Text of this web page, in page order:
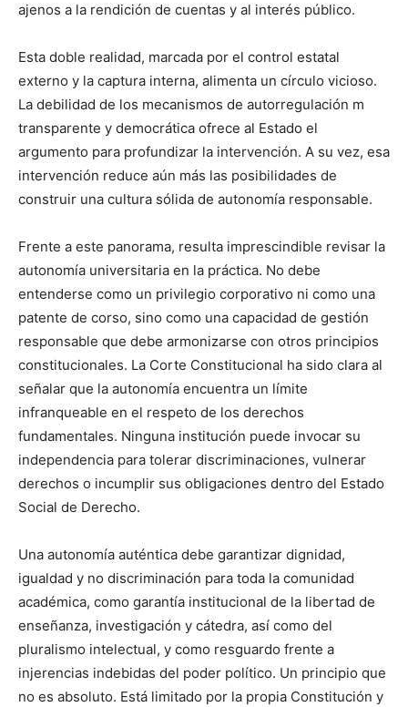
ajenos a la rendición de cuentas y al interés público.
Esta doble realidad, marcada por el control estatal
externo y la captura interna, alimenta un círculo vicioso.
La debilidad de los mecanismos de autorregulación m
transparente y democrática ofrece al Estado el
argumento para profundizar la intervención. A su vez, esa
intervención reduce aún más las posibilidades de
construir una cultura sólida de autonomía responsable.
Frente a este panorama, resulta imprescindible revisar la
autonomía universitaria en la práctica. No debe
entenderse como un privilegio corporativo ni como una
patente de corso, sino como una capacidad de gestión
responsable que debe armonizarse con otros principios
constitucionales. La Corte Constitucional ha sido clara al
señalar que la autonomía encuentra un límite
infranqueable en el respeto de los derechos
fundamentales. Ninguna institución puede invocar su
independencia para tolerar discriminaciones, vulnerar
derechos o incumplir sus obligaciones dentro del Estado
Social de Derecho.
Una autonomía auténtica debe garantizar dignidad,
igualdad y no discriminación para toda la comunidad
académica, como garantía institucional de la libertad de
enseñanza, investigación y cátedra, así como del
pluralismo intelectual, y como resguardo frente a
injerencias indebidas del poder político. Un principio que
no es absoluto. Está limitado por la propia Constitución y